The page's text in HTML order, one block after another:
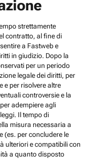
strettamente
contratto, al fine di
a Fastweb e
in giudizio. Dopo la
per un periodo
legale dei diritti, per
e per risolvere altre
controversie e la
adempiere agli
Il tempo di
misura necessaria a
(es. per concludere le
ulteriori e compatibili con
a quanto disposto